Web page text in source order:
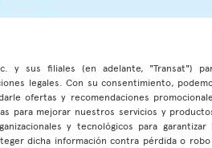
y sus filiales (en adelante, "Transat")
legales. Con su consentimiento,
ofertas y recomendaciones
para mejorar nuestros servicios y
y tecnológicos para garantizar
dicha información contra pérdida o